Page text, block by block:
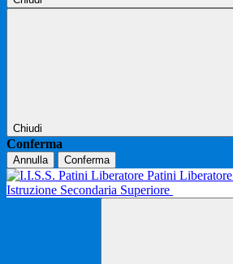
Chiudi
Conferma
Annulla Conferma
Patini Liberatore
Istruzione Secondaria Superiore